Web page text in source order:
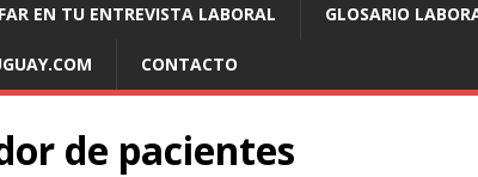
EN TU ENTREVISTA LABORAL GLOSARIO
CONTACTO
de pacientes